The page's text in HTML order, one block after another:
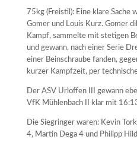
75kg (Freistil): Eine klare Sache
Gomer und Louis Kurz. Gomer
Kampf, sammelte mit stetigen
und gewann, nach einer Serie
einer Beinschraube fanden,
kurzer Kampfzeit, per
Der ASV Urloffen III gewann
VfK Mühlenbach II klar mit
Die Siegringer waren: Kevin
4, Martin Dega 4 und Philipp